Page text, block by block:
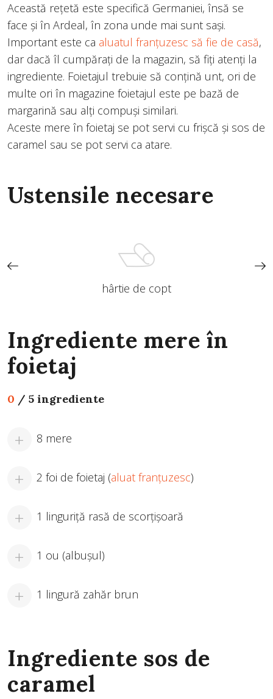
Această rețetă este specifică Germaniei, însă se
face și în Ardeal, în zona unde mai sunt sași.
Important este ca aluatul franțuzesc să fie de casă,
dar dacă îl cumpărați de la magazin, să fiți atenți la
ingrediente. Foietajul trebuie să conțină unt, ori de
multe ori în magazine foietajul este pe bază de
margarină sau alți compuși similari.
Aceste mere în foietaj se pot servi cu frișcă și sos de
caramel sau se pot servi ca atare.
Ustensile necesare
hârtie de copt
Ingrediente mere în
foietaj
0 / 5 ingrediente
8 mere
2 foi de foietaj (aluat franțuzesc)
1 linguriță rasă de scorțișoară
1 ou (albușul)
1 lingură zahăr brun
Ingrediente sos de
caramel